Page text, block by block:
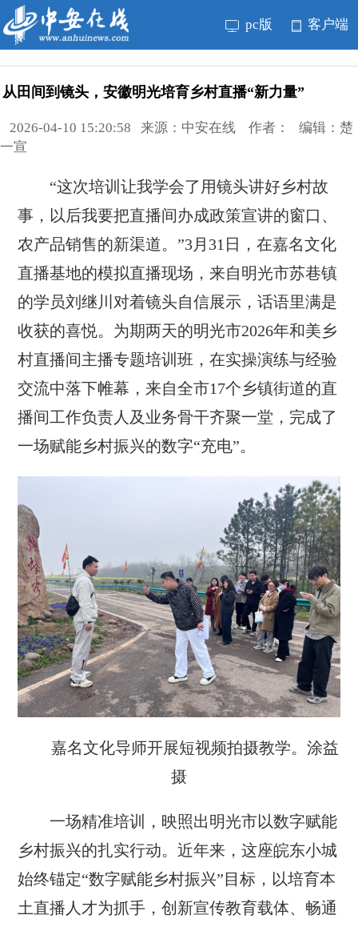
pc版 客户端
从田间到镜头，安徽明光培育乡村直播“新力量”
2026-04-10 15:20:58 来源：中安在线 作者： 编辑：楚
一宣
“这次培训让我学会了用镜头讲好乡村故
事，以后我要把直播间办成政策宣讲的窗口、
农产品销售的新渠道。”3月31日，在嘉名文化
直播基地的模拟直播现场，来自明光市苏巷镇
的学员刘继川对着镜头自信展示，话语里满是
收获的喜悦。为期两天的明光市2026年和美乡
村直播间主播专题培训班，在实操演练与经验
交流中落下帷幕，来自全市17个乡镇街道的直
播间工作负责人及业务骨干齐聚一堂，完成了
一场赋能乡村振兴的数字“充电”。
嘉名文化导师开展短视频拍摄教学。涂益
摄
一场精准培训，映照出明光市以数字赋能
乡村振兴的扎实行动。近年来，这座皖东小城
始终锚定“数字赋能乡村振兴”目标，以培育本
土直播人才为抓手，创新宣传教育载体、畅通